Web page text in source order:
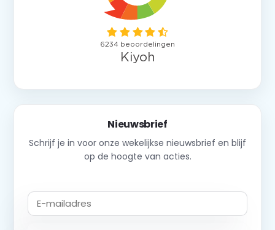
Nieuwsbrief
Schrijf je in voor onze wekelijkse nieuwsbrief en blijf
op de hoogte van acties.